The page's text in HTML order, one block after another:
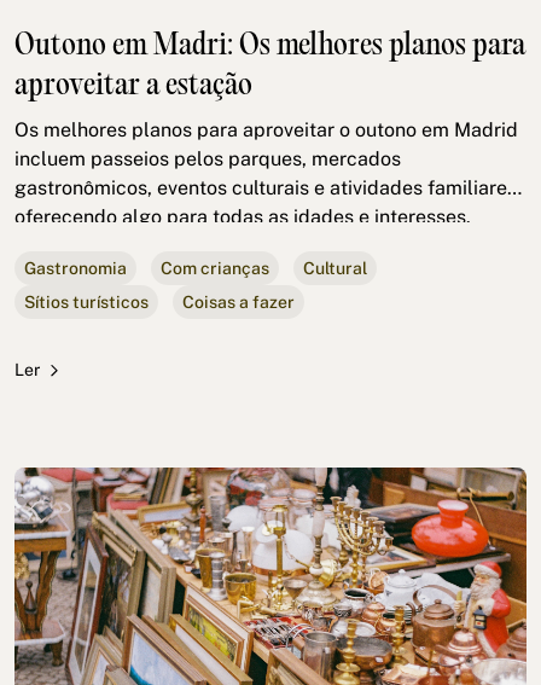
Outono em Madri: Os melhores planos para
aproveitar a estação
Os melhores planos para aproveitar o outono em Madrid
incluem passeios pelos parques, mercados
gastronômicos, eventos culturais e atividades familiares,
oferecendo algo para todas as idades e interesses.
Gastronomia Com crianças
Cultural
Sítios turísticos
Coisas a fazer
Ler